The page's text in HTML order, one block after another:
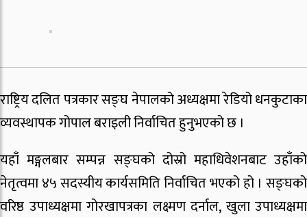
राष्ट्रिय दलित पत्रकार सङ्घ नेपालको अध्यक्षमा रेडियो धनकुटाका
व्यवस्थापक गोपाल बराइली निर्वाचित हुनुभएको छ ।
यहाँ मङ्गलबार सम्पन्न सङ्घको दोस्रो महाधिवेशनबाट उहाँको
नेतृत्वमा ४५ सदस्यीय कार्यसमिति निर्वाचित भएको हो । सङ्घको
वरिष्ठ उपाध्यक्षमा गोरखापत्रका लक्ष्मण दर्नाल, खुला उपाध्यक्षमा